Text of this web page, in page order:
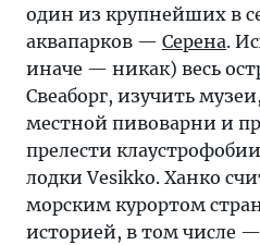
один из крупнейших в
аквапарков — Серена.
иначе — никак) весь
Свеаборг, изучить
местной пивоварни и
прелести
лодки Vesikko. Ханко
морским курортом
историей, в том числе